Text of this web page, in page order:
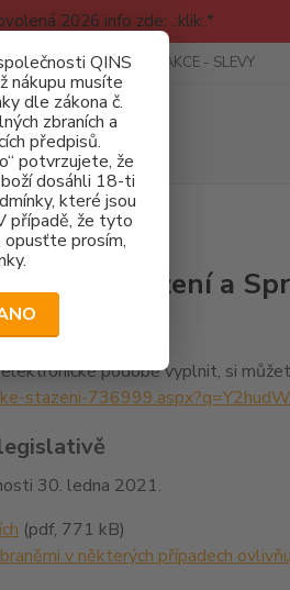
2026 info zde: .:klik:.*
QINS
nákupu musíte
dle zákona č.
zbraních a
předpisů.
potvrzujete, že
dosáhli 18-ti
které jsou
případě, že tyto
prosím,
SPORTOVNÍ AKCE AKCE - SLEVY
ke stažení a
od 1. srpna 2017
podobě vyplnit, si
stazeni-
30. ledna 2021.
(pdf, 771 kB)
v některých případech